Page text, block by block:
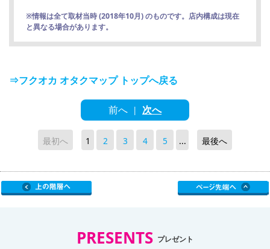
※情報は全て取材当時 (2018年10月) のものです。店内構成は現在
と異なる場合があります。
⇒フクオカ オタクマップ トップへ戻る
前へ | 次へ
最初へ 1 2 3 4 5 ... 最後へ
PRESENTS プレゼント